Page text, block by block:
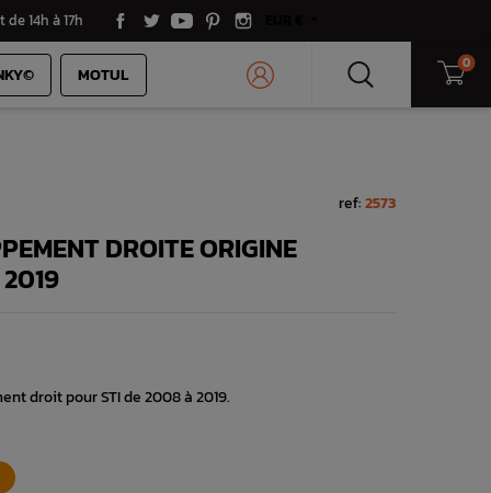
14h à 17h
MOTUL 0
ref:2573
DROITE ORIGINE
droit pour STI de 2008 à 2019.